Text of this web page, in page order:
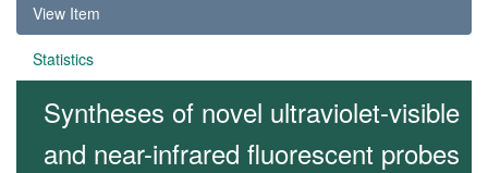
View Item
Statistics
Syntheses of novel ultraviolet-visible
and near-infrared fluorescent probes